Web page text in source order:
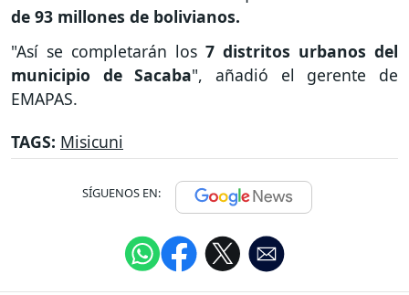
de 93 millones de bolivianos.
"Así se completarán los 7 distritos urbanos del
municipio de Sacaba", añadió el gerente de
EMAPAS.
TAGS: Misicuni
SÍGUENOS EN: